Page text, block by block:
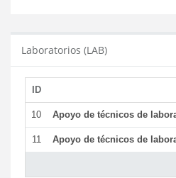
Laboratorios (LAB)
ID
10 Apoyo de técnicos de
11 Apoyo de técnicos de